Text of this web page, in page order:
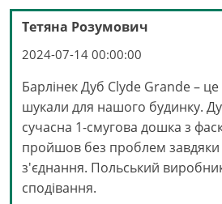
Тетяна Розумович
2024-07-14 00:00:00
Барлінек Дуб Clyde Grande –
шукали для нашого будинку.
сучасна 1-смугова дошка з
пройшов без проблем
з'єднання. Польський
сподівання.